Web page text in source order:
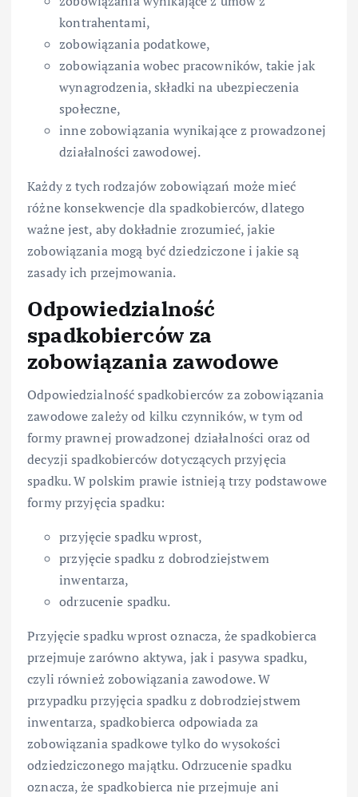
kontrahentami,
zobowiązania podatkowe,
zobowiązania wobec pracowników, takie jak
wynagrodzenia, składki na ubezpieczenia
społeczne,
inne zobowiązania wynikające z prowadzonej
działalności zawodowej.
Każdy z tych rodzajów zobowiązań może mieć
różne konsekwencje dla spadkobierców, dlatego
ważne jest, aby dokładnie zrozumieć, jakie
zobowiązania mogą być dziedziczone i jakie są
zasady ich przejmowania.
Odpowiedzialność
spadkobierców za
zobowiązania zawodowe
Odpowiedzialność spadkobierców za zobowiązania
zawodowe zależy od kilku czynników, w tym od
formy prawnej prowadzonej działalności oraz od
decyzji spadkobierców dotyczących przyjęcia
spadku. W polskim prawie istnieją trzy podstawowe
formy przyjęcia spadku:
przyjęcie spadku wprost,
przyjęcie spadku z dobrodziejstwem
inwentarza,
odrzucenie spadku.
Przyjęcie spadku wprost oznacza, że spadkobierca
przejmuje zarówno aktywa, jak i pasywa spadku,
czyli również zobowiązania zawodowe. W
przypadku przyjęcia spadku z dobrodziejstwem
inwentarza, spadkobierca odpowiada za
zobowiązania spadkowe tylko do wysokości
odziedziczonego majątku. Odrzucenie spadku
oznacza, że spadkobierca nie przejmuje ani